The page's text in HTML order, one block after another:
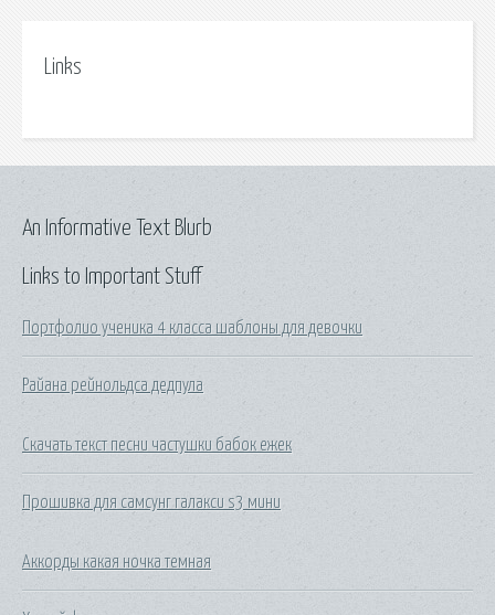
Links
Links to Important Stuff
Портфолио ученика 4 класса шаблоны для девочки
Райана рейнольдса дедпула
Скачать текст песни частушки бабок ежек
Прошивка для самсунг галакси s3 мини
Аккорды какая ночка темная
An Informative Text Blurb